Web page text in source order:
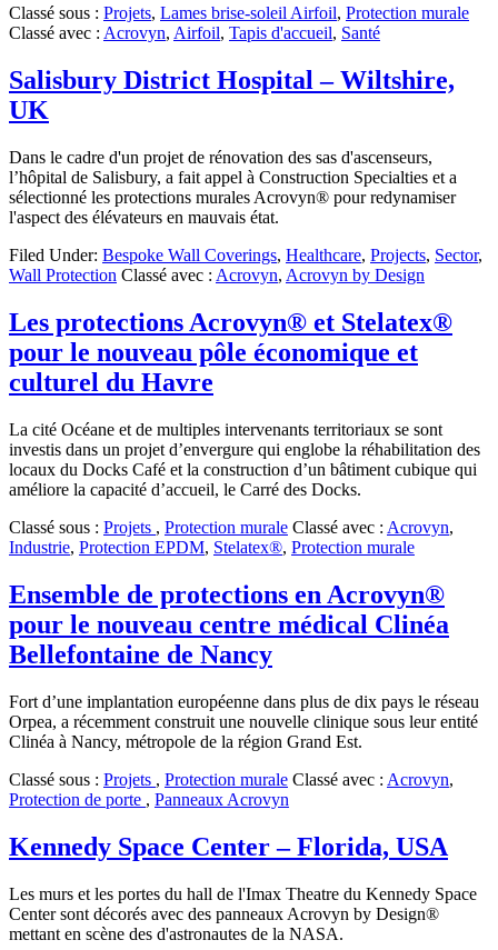
Classé sous : Projets, Lames brise-soleil Airfoil, Protection murale
Classé avec : Acrovyn, Airfoil, Tapis d'accueil, Santé
Salisbury District Hospital – Wiltshire,
UK
Dans le cadre d'un projet de rénovation des sas d'ascenseurs,
l’hôpital de Salisbury, a fait appel à Construction Specialties et a
sélectionné les protections murales Acrovyn® pour redynamiser
l'aspect des élévateurs en mauvais état.
Filed Under: Bespoke Wall Coverings, Healthcare, Projects, Sector,
Wall Protection Classé avec : Acrovyn, Acrovyn by Design
Les protections Acrovyn® et Stelatex®
pour le nouveau pôle économique et
culturel du Havre
La cité Océane et de multiples intervenants territoriaux se sont
investis dans un projet d’envergure qui englobe la réhabilitation des
locaux du Docks Café et la construction d’un bâtiment cubique qui
améliore la capacité d’accueil, le Carré des Docks.
Classé sous : Projets , Protection murale Classé avec : Acrovyn,
Industrie, Protection EPDM, Stelatex®, Protection murale
Ensemble de protections en Acrovyn®
pour le nouveau centre médical Clinéa
Bellefontaine de Nancy
Fort d’une implantation européenne dans plus de dix pays le réseau
Orpea, a récemment construit une nouvelle clinique sous leur entité
Clinéa à Nancy, métropole de la région Grand Est.
Classé sous : Projets , Protection murale Classé avec : Acrovyn,
Protection de porte , Panneaux Acrovyn
Kennedy Space Center – Florida, USA
Les murs et les portes du hall de l'Imax Theatre du Kennedy Space
Center sont décorés avec des panneaux Acrovyn by Design®
mettant en scène des d'astronautes de la NASA.